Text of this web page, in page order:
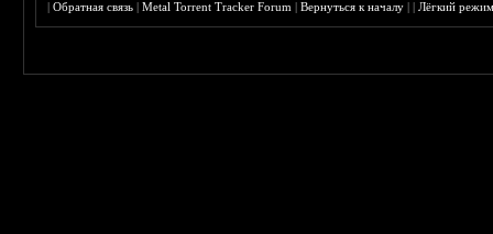
|Обратная связь |Metal Torrent Tracker Forum |Вернуться к началу ||Лёгкий